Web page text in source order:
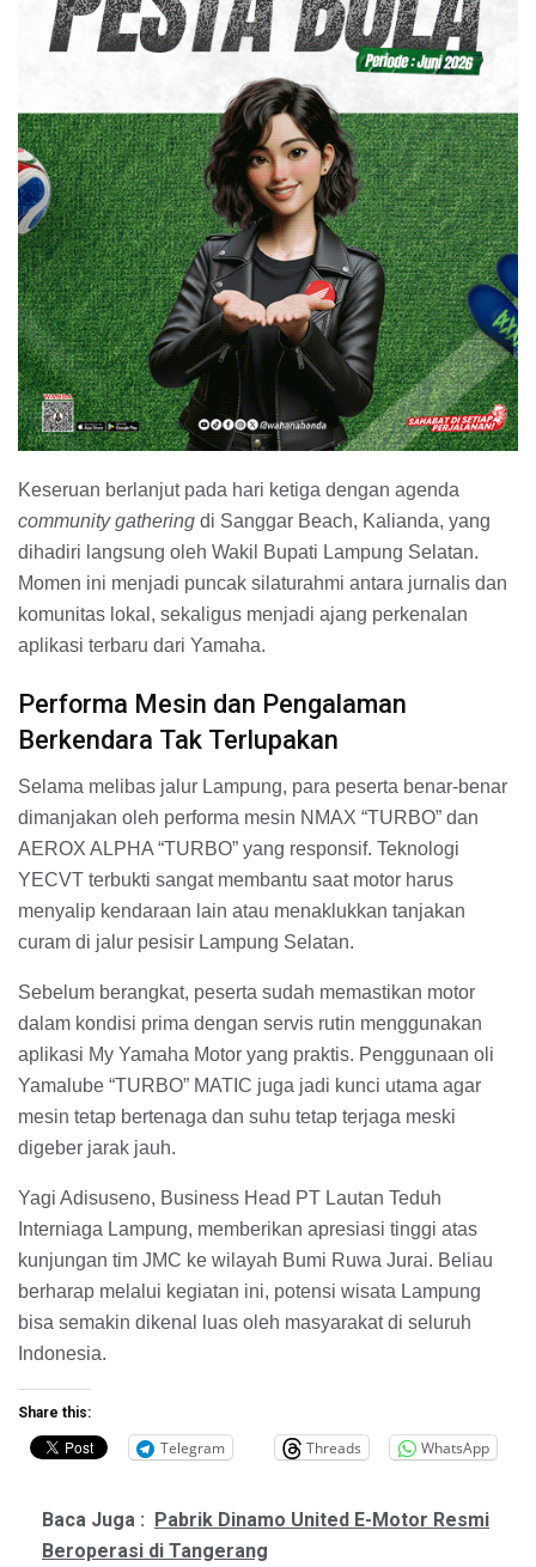
​Keseruan berlanjut pada hari ketiga dengan agenda
community gathering di Sanggar Beach, Kalianda, yang
dihadiri langsung oleh Wakil Bupati Lampung Selatan.
Momen ini menjadi puncak silaturahmi antara jurnalis dan
komunitas lokal, sekaligus menjadi ajang perkenalan
aplikasi terbaru dari Yamaha.
​Performa Mesin dan Pengalaman
Berkendara Tak Terlupakan
​Selama melibas jalur Lampung, para peserta benar-benar
dimanjakan oleh performa mesin NMAX “TURBO” dan
AEROX ALPHA “TURBO” yang responsif. Teknologi
YECVT terbukti sangat membantu saat motor harus
menyalip kendaraan lain atau menaklukkan tanjakan
curam di jalur pesisir Lampung Selatan.
​Sebelum berangkat, peserta sudah memastikan motor
dalam kondisi prima dengan servis rutin menggunakan
aplikasi My Yamaha Motor yang praktis. Penggunaan oli
Yamalube “TURBO” MATIC juga jadi kunci utama agar
mesin tetap bertenaga dan suhu tetap terjaga meski
digeber jarak jauh.
​Yagi Adisuseno, Business Head PT Lautan Teduh
Interniaga Lampung, memberikan apresiasi tinggi atas
kunjungan tim JMC ke wilayah Bumi Ruwa Jurai. Beliau
berharap melalui kegiatan ini, potensi wisata Lampung
bisa semakin dikenal luas oleh masyarakat di seluruh
Indonesia.
Share this:
Telegram Threads WhatsApp
Baca Juga : Pabrik Dinamo United E-Motor Resmi
Beroperasi di Tangerang